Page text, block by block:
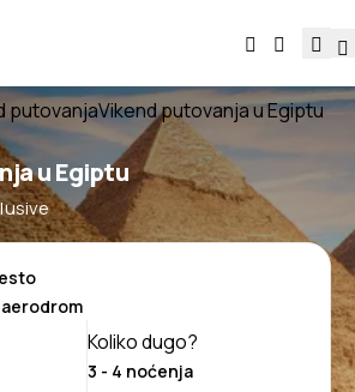
putovanjaVikend putovanja u Egiptu
u Egiptu
Koliko dugo?